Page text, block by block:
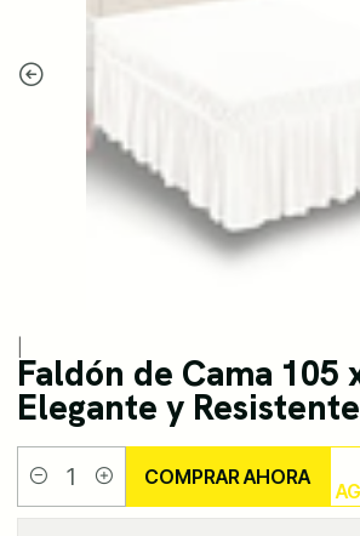
Faldón de Cama 105
Elegante y
Cantidad
COMPRAR AHORA